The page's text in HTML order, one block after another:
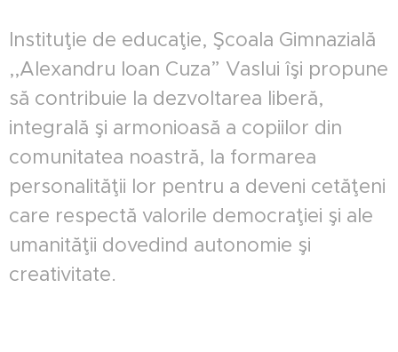
Instituţie de educaţie, Şcoala Gimnazială
,,Alexandru Ioan Cuza” Vaslui îşi propune
să contribuie la dezvoltarea liberă,
integrală şi armonioasă a copiilor din
comunitatea noastră, la formarea
personalităţii lor pentru a deveni cetăţeni
care respectă valorile democraţiei şi ale
umanităţii dovedind autonomie şi
creativitate.